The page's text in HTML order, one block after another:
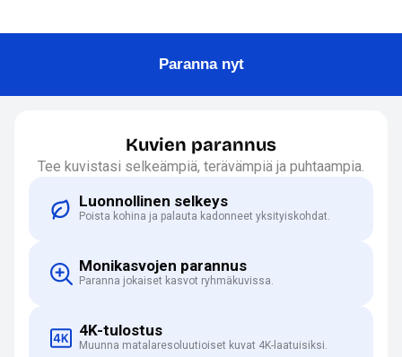
Paranna nyt
Kuvien parannus
Tee kuvistasi selkeämpiä, terävämpiä ja puhtaampia.
Luonnollinen selkeys
Poista kohina ja palauta kadonneet yksityiskohdat.
Monikasvojen parannus
Paranna jokaiset kasvot ryhmäkuvissa.
4K-tulostus
Muunna matalaresoluutioiset kuvat 4K-laatuisiksi.